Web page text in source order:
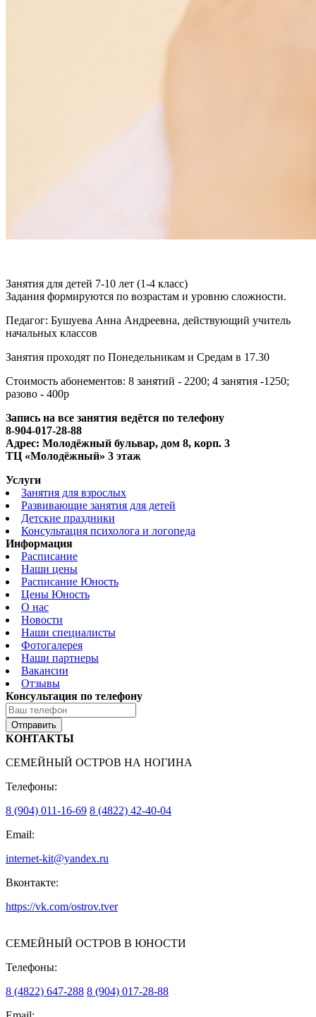
Занятия для детей 7-10 лет (1-4 класс)
Задания формируются по возрастам и уровню сложности.
Педагог: Бушуева Анна Андреевна, действующий учитель
начальных классов
Занятия проходят по Понедельникам и Средам в 17.30
Стоимость абонементов: 8 занятий - 2200; 4 занятия -1250;
разово - 400р
Запись на все занятия ведётся по телефону
8-904-017-28-88
Адрес: Молодёжный бульвар, дом 8, корп. 3
ТЦ «Молодёжный» 3 этаж
Услуги
Занятия для взрослых
Развивающие занятия для детей
Детские праздники
Консультация психолога и логопеда
Информация
Расписание
Наши цены
Расписание Юность
Цены Юность
О нас
Новости
Наши специалисты
Фотогалерея
Наши партнеры
Вакансии
Отзывы
Консультация по телефону
Отправить
КОНТАКТЫ
СЕМЕЙНЫЙ ОСТРОВ НА НОГИНА
Телефоны:
8 (904) 011-16-69 8 (4822) 42-40-04
Email:
internet-kit@yandex.ru
Вконтакте:
https://vk.com/ostrov.tver
СЕМЕЙНЫЙ ОСТРОВ В ЮНОСТИ
Телефоны:
8 (4822) 647-288 8 (904) 017-28-88